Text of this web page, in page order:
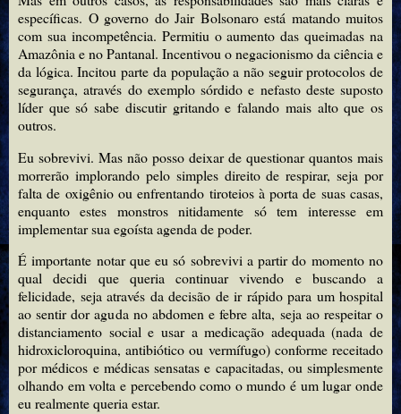
específicas. O governo do Jair Bolsonaro está matando muitos
com sua incompetência. Permitiu o aumento das queimadas na
Amazônia e no Pantanal. Incentivou o negacionismo da ciência e
da lógica. Incitou parte da população a não seguir protocolos de
segurança, através do exemplo sórdido e nefasto deste suposto
líder que só sabe discutir gritando e falando mais alto que os
outros.
Eu sobrevivi. Mas não posso deixar de questionar quantos mais
morrerão implorando pelo simples direito de respirar, seja por
falta de oxigênio ou enfrentando tiroteios à porta de suas casas,
enquanto estes monstros nitidamente só tem interesse em
implementar sua egoísta agenda de poder.
É importante notar que eu só sobrevivi a partir do momento no
qual decidi que queria continuar vivendo e buscando a
felicidade, seja através da decisão de ir rápido para um hospital
ao sentir dor aguda no abdomen e febre alta, seja ao respeitar o
distanciamento social e usar a medicação adequada (nada de
hidroxicloroquina, antibiótico ou vermífugo) conforme receitado
por médicos e médicas sensatas e capacitadas, ou simplesmente
olhando em volta e percebendo como o mundo é um lugar onde
eu realmente queria estar.